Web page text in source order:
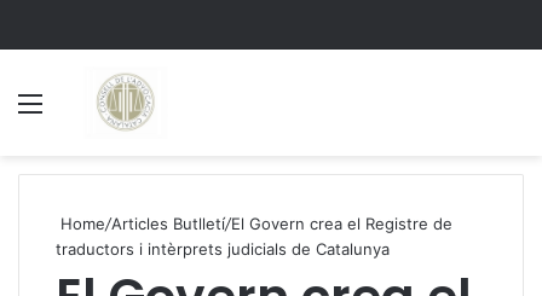
Home/Articles Butlletí/El Govern crea el Registre de
traductors i intèrprets judicials de Catalunya